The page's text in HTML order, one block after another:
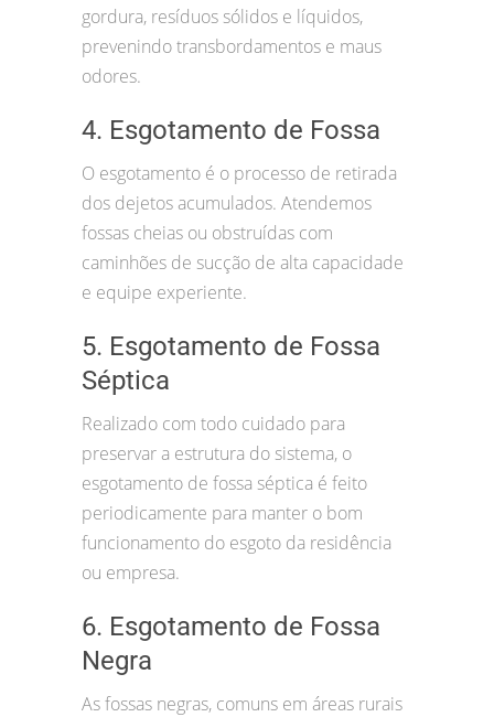
gordura, resíduos sólidos e líquidos,
prevenindo transbordamentos e maus
odores.
4. Esgotamento de Fossa
O esgotamento é o processo de retirada
dos dejetos acumulados. Atendemos
fossas cheias ou obstruídas com
caminhões de sucção de alta capacidade
e equipe experiente.
5. Esgotamento de Fossa
Séptica
Realizado com todo cuidado para
preservar a estrutura do sistema, o
esgotamento de fossa séptica é feito
periodicamente para manter o bom
funcionamento do esgoto da residência
ou empresa.
6. Esgotamento de Fossa
Negra
As fossas negras, comuns em áreas rurais